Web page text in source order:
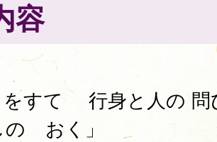
容
すてゝ 行身と人の
ゝおく」